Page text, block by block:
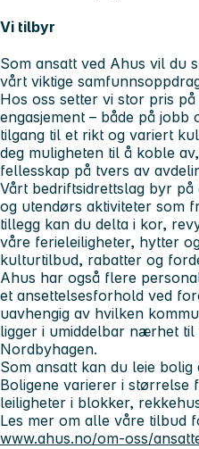
Vi tilbyr
Som ansatt ved Ahus vil du
vårt viktige
Hos oss setter vi stor pris
engasjement – både på
tilgang til et rikt og variert
deg muligheten til å koble
fellesskap på tvers av
Vårt bedriftsidrettslag byr
og utendørs aktiviteter som
tillegg kan du delta i kor,
våre ferieleiligheter, hytter
kulturtilbud, rabatter og
Ahus har også flere
et ansettelsesforhold ved
uavhengig av hvilken
ligger i umiddelbar nærhet
Nordbyhagen.
Som ansatt kan du leie
Boligene varierer i størrelse
leiligheter i blokker,
Les mer om alle våre tilbud
www.ahus.no/om-oss/